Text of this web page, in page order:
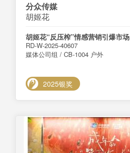
分众传媒
胡姬花
胡姬花“反压榨”情感营销引爆市场
RD-W-2025-40607
媒体公司组 / CB-1004 户外
2025银奖